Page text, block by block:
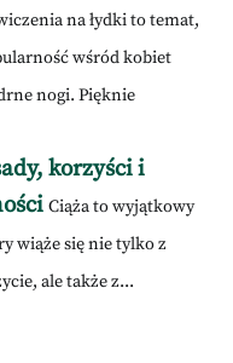
na łydki to temat,
wśród kobiet
nogi. Pięknie
korzyści i
Ciąża to wyjątkowy
wiąże się nie tylko z
ale także z...